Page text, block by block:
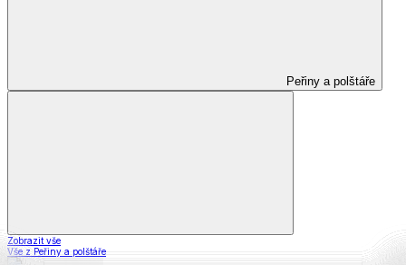
Peřiny a polštáře
Zobrazit vše
Vše z Peřiny a polštáře